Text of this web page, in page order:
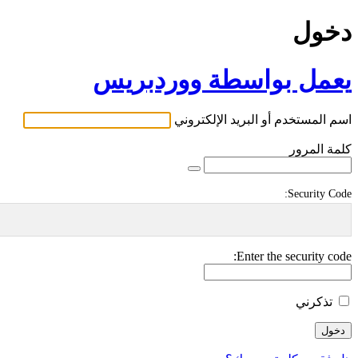
دخول
يعمل بواسطة ووردبريس
اسم المستخدم أو البريد الإلكتروني
كلمة المرور
Security Code:
Enter the security code:
تذكرني